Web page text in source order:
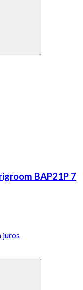
BAP21P 7
juros